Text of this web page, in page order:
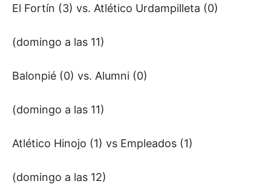
El Fortín (3) vs. Atlético Urdampilleta (0)
(domingo a las 11)
Balonpié (0) vs. Alumni (0)
(domingo a las 11)
Atlético Hinojo (1) vs Empleados (1)
(domingo a las 12)